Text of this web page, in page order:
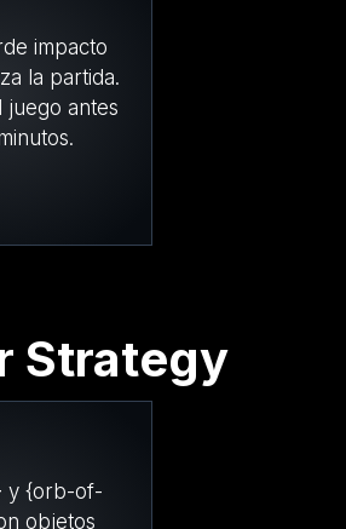
impacto
la partida.
juego antes
Strategy
y {orb-of-
objetos